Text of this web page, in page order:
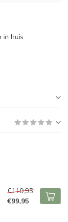
in huis
€119,95
€99,95